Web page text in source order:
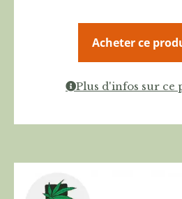
Acheter ce
Plus d'infos sur ce